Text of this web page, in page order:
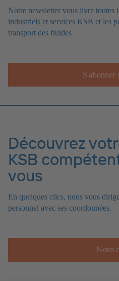
Notre newsletter vous livre toutes
industriels et services KSB et les
transport des fluides
S'abonner
Découvrez
KSB
vous
En quelques clics, nous vous
personnel avec ses coordonnées.
Nous